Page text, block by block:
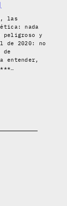
las
nada
peligroso y
2020: no
de
entender,